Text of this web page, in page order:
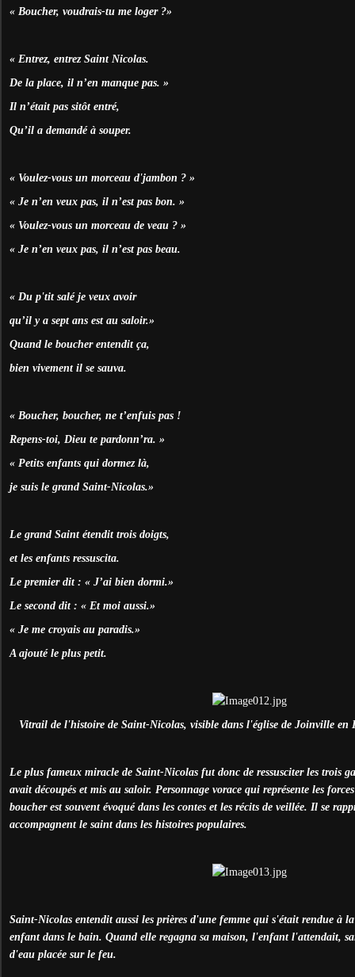
« Boucher, voudrais-tu me loger ?»
« Entrez, entrez Saint Nicolas.
De la place, il n’en manque pas. »
Il n’était pas sitôt entré,
Qu’il a demandé à souper.
« Voulez-vous un morceau d'jambon ? »
« Je n’en veux pas, il n’est pas bon. »
« Voulez-vous un morceau de veau ? »
« Je n’en veux pas, il n’est pas beau.
« Du p'tit salé je veux avoir
qu’il y a sept ans est au saloir.»
Quand le boucher entendit ça,
bien vivement il se sauva.
« Boucher, boucher, ne t’enfuis pas !
Repens-toi, Dieu te pardonn’ra. »
« Petits enfants qui dormez là,
je suis le grand Saint-Nicolas.»
Le grand Saint étendit trois doigts,
et les enfants ressuscita.
Le premier dit : « J’ai bien dormi.»
Le second dit : « Et moi aussi.»
« Je me croyais au paradis.»
A ajouté le plus petit.
Vitrail de l'histoire de Saint-Nicolas, visible dans l'église de Joinville en
Le plus fameux miracle de Saint-Nicolas fut donc de ressusciter les trois
avait découpés et mis au saloir. Personnage vorace qui représente les
boucher est souvent évoqué dans les contes et les récits de veillée. Il se
accompagnent le saint dans les histoires populaires.
Saint-Nicolas entendit aussi les prières d'une femme qui s'était rendue à
enfant dans le bain. Quand elle regagna sa maison, l'enfant l'attendait,
d'eau placée sur le feu.